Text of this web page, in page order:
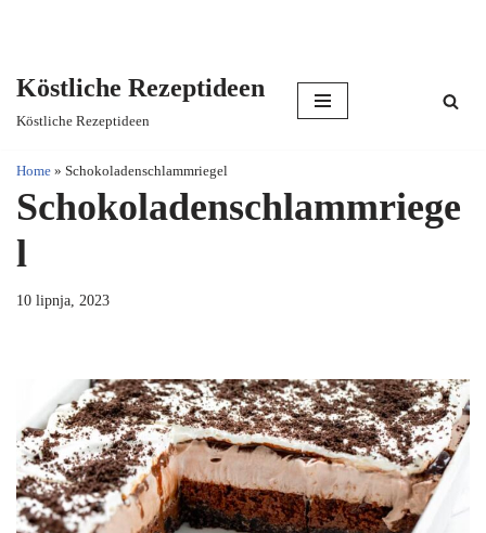
content
Köstliche Rezeptideen
Köstliche Rezeptideen
Home » Schokoladenschlammriegel
Schokoladenschlammriege
l
10 lipnja, 2023